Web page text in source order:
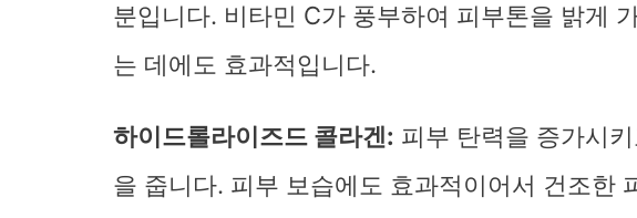
분입니다. 비타민 C가 풍부하여 피부톤을 밝게
는 데에도 효과적입니다.
하이드롤라이즈드 콜라겐: 피부 탄력을 증가시
을 줍니다. 피부 보습에도 효과적이어서 건조한